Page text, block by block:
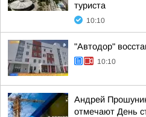
туриста
10:10
"Автодор"
10:10
Андрей
отмечают День